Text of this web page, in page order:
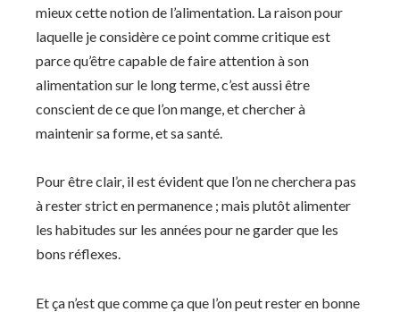
mieux cette notion de l’alimentation. La raison pour
laquelle je considère ce point comme critique est
parce qu’être capable de faire attention à son
alimentation sur le long terme, c’est aussi être
conscient de ce que l’on mange, et chercher à
maintenir sa forme, et sa santé.
Pour être clair, il est évident que l’on ne cherchera pas
à rester strict en permanence ; mais plutôt alimenter
les habitudes sur les années pour ne garder que les
bons réflexes.
Et ça n’est que comme ça que l’on peut rester en bonne